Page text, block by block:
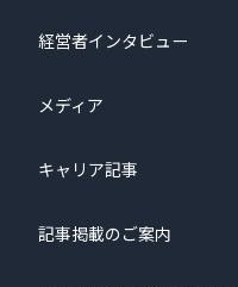
経営者インタビュー
メディア
キャリア記事
記事掲載のご案内